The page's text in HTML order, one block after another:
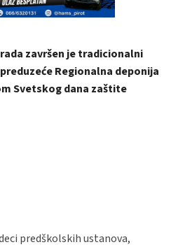
završen je tradicionalni
Regionalna deponija
Svetskog dana zaštite
predškolskih ustanova,